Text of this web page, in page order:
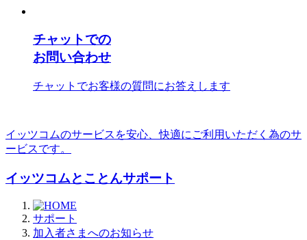
チャットでの
お問い合わせ
チャットでお客様の質問にお答えします
イッツコムのサービスを安心、快適にご利用いただく為のサ
ービスです。
イッツコムとことんサポート
サポート
加入者さまへのお知らせ